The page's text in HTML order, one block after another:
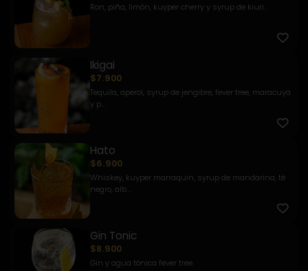
Ron, piña, limón, kuyper cherry y syrup de kiuri.
Ikigai
$7.900
Tequila, aperol, syrup de jengibre, fever tree, maracuyá
y p...
Hato
$6.900
Whiskey, kuyper marraquin, syrup de mandarina, té
negro, alb...
Gin Tonic
$8.900
Gin y agua tónica fever tree.